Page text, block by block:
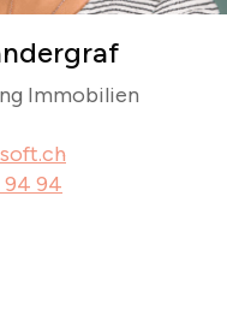
Immobilien
94 94